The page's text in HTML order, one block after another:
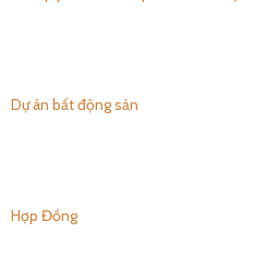
Dự án bất động sản
Hợp Đồng